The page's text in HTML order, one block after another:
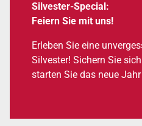
Sil­ves­ter-Spe­cial:
Fei­ern Sie mit uns!
Erle­ben Sie eine
Sil­ves­ter! Sichern Sie
star­ten Sie das neue